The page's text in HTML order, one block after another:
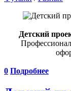
Детский
0 Подробнее